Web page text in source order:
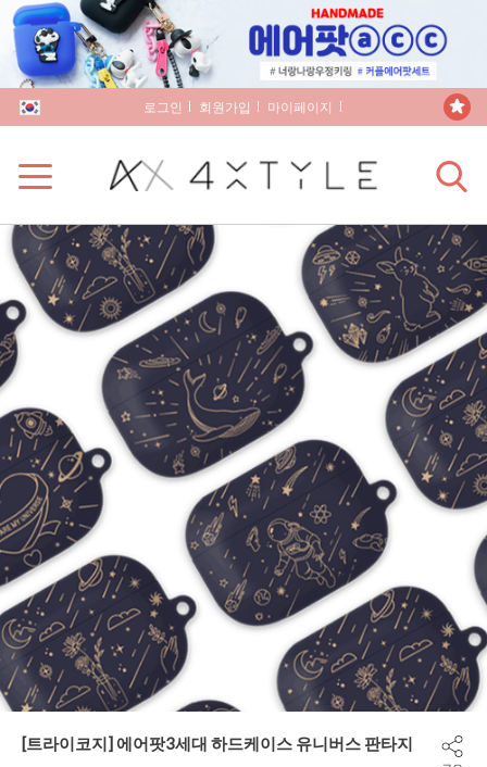
로그인 회원가입 마이페이지
[트라이코지] 에어팟3세대 하드케이스 유니버스 판타지